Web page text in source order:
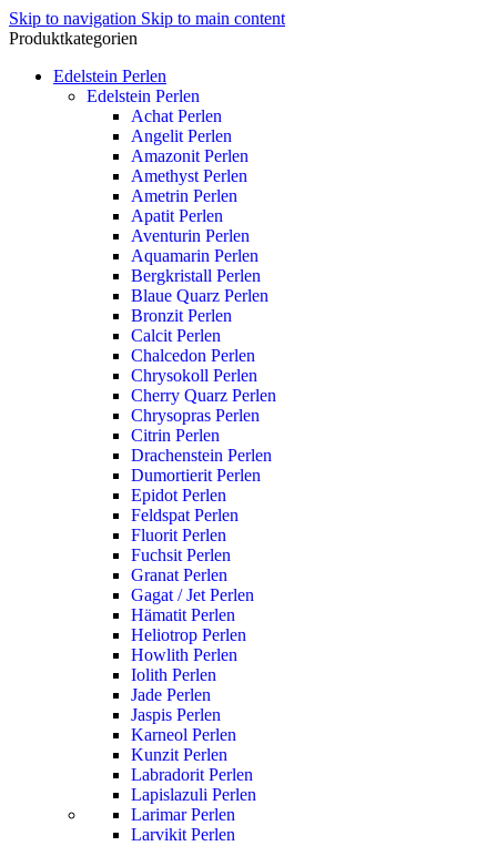
Skip to navigation Skip to main content
Produktkategorien
Edelstein Perlen
Edelstein Perlen
Achat Perlen
Angelit Perlen
Amazonit Perlen
Amethyst Perlen
Ametrin Perlen
Apatit Perlen
Aventurin Perlen
Aquamarin Perlen
Bergkristall Perlen
Blaue Quarz Perlen
Bronzit Perlen
Calcit Perlen
Chalcedon Perlen
Chrysokoll Perlen
Cherry Quarz Perlen
Chrysopras Perlen
Citrin Perlen
Drachenstein Perlen
Dumortierit Perlen
Epidot Perlen
Feldspat Perlen
Fluorit Perlen
Fuchsit Perlen
Granat Perlen
Gagat / Jet Perlen
Hämatit Perlen
Heliotrop Perlen
Howlith Perlen
Iolith Perlen
Jade Perlen
Jaspis Perlen
Karneol Perlen
Kunzit Perlen
Labradorit Perlen
Lapislazuli Perlen
Larimar Perlen
Larvikit Perlen